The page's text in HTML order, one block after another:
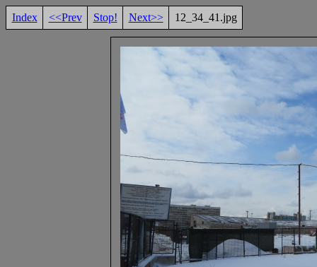
Index <<Prev Stop! Next>> 12_34_41.jpg